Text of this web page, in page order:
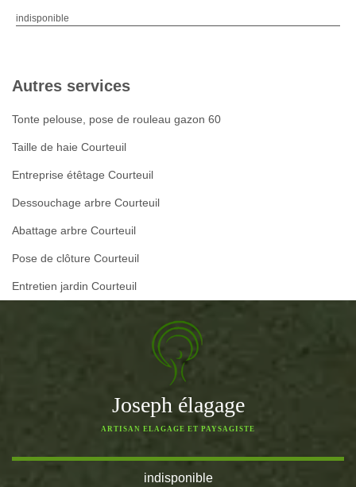
indisponible
Autres services
Tonte pelouse, pose de rouleau gazon 60
Taille de haie Courteuil
Entreprise étêtage Courteuil
Dessouchage arbre Courteuil
Abattage arbre Courteuil
Pose de clôture Courteuil
Entretien jardin Courteuil
Joseph élagage
ARTISAN ELAGAGE ET PAYSAGISTE
indisponible